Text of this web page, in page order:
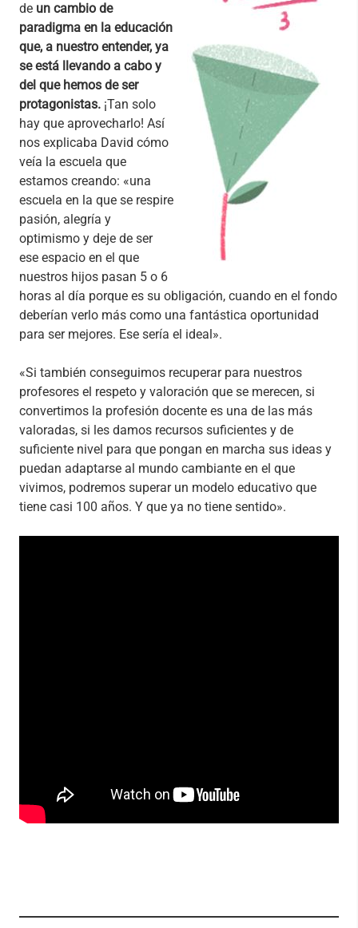
de un cambio de
paradigma en la educación
que, a nuestro entender, ya
se está llevando a cabo y
del que hemos de ser
protagonistas. ¡Tan solo
hay que aprovecharlo! Así
nos explicaba David cómo
veía la escuela que
estamos creando: «una
escuela en la que se respire
pasión, alegría y
optimismo y deje de ser
ese espacio en el que
nuestros hijos pasan 5 o 6
horas al día porque es su obligación, cuando en el fondo
deberían verlo más como una fantástica oportunidad
para ser mejores. Ese sería el ideal».
«Si también conseguimos recuperar para nuestros
profesores el respeto y valoración que se merecen, si
convertimos la profesión docente es una de las más
valoradas, si les damos recursos suficientes y de
suficiente nivel para que pongan en marcha sus ideas y
puedan adaptarse al mundo cambiante en el que
vivimos, podremos superar un modelo educativo que
tiene casi 100 años. Y que ya no tiene sentido».